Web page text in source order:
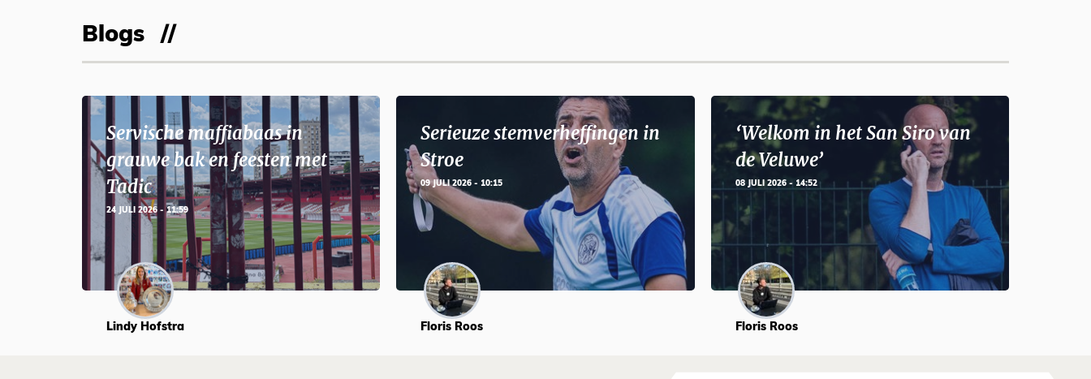
Blogs
Servische maffiabaas in
grauwe bak en feesten met
Tadic
24 JULI 2026 - 11:59
Lindy Hofstra
Serieuze stemverheffingen in
Stroe
09 JULI 2026 - 10:15
Floris Roos
‘Welkom in het San Siro van
de Veluwe’
08 JULI 2026 - 14:52
Floris Roos